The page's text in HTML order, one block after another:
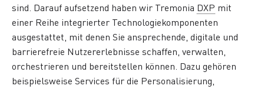
sind. Darauf aufsetzend haben wir Tremonia DXP mit
einer Reihe integrierter Technologiekomponenten
ausgestattet, mit denen Sie ansprechende, digitale und
barrierefreie Nutzererlebnisse schaffen, verwalten,
orchestrieren und bereitstellen können. Dazu gehören
beispielsweise Services für die Personalisierung,